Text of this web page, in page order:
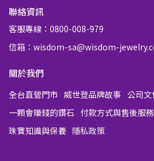
聯絡資訊
客服專線：0800-008-979
信箱：wisdom-sa@wisdom-
關於我們
全台直營門市 威世登品牌故事 公司
一顆會賺錢的鑽石 付款方式與售後服務
珠寶知識與保養 隱私政策